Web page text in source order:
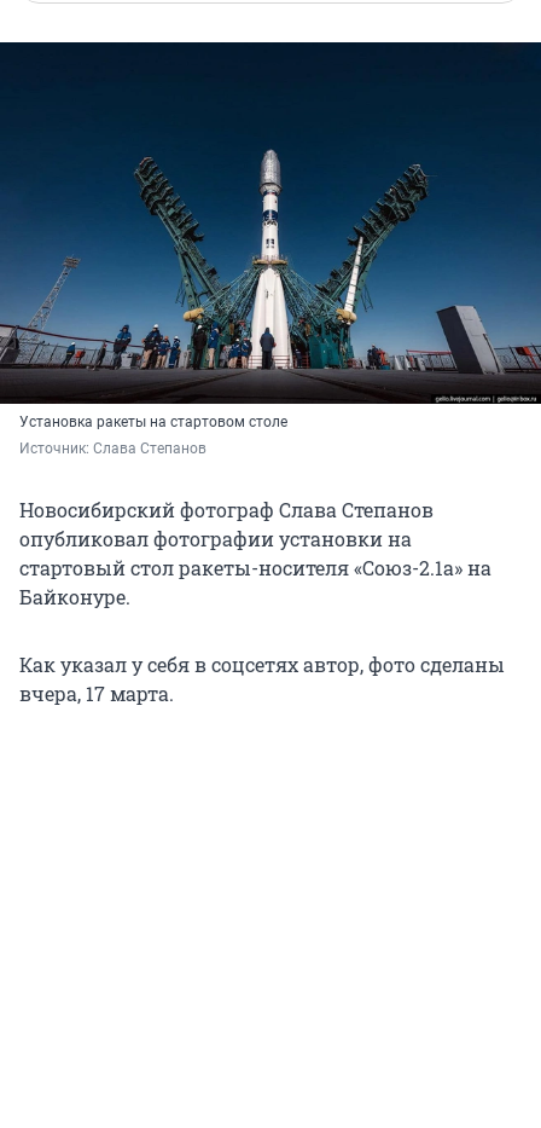
Установка ракеты на стартовом столе
Источник: Слава Степанов
Новосибирский фотограф Слава Степанов
опубликовал фотографии установки на
стартовый стол ракеты-носителя «Союз-2.1а» на
Байконуре.
Как указал у себя в соцсетях автор, фото сделаны
вчера, 17 марта.